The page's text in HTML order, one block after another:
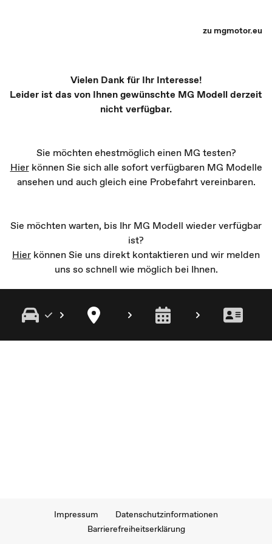
zu mgmotor.eu
Vielen Dank für Ihr Interesse!
Leider ist das von Ihnen gewünschte MG Modell derzeit
nicht verfügbar.
Sie möchten ehestmöglich einen MG testen?
Hier können Sie sich alle sofort verfügbaren MG Modelle
ansehen und auch gleich eine Probefahrt vereinbaren.
Sie möchten warten, bis Ihr MG Modell wieder verfügbar
ist?
Hier können Sie uns direkt kontaktieren und wir melden
uns so schnell wie möglich bei Ihnen.
Impressum
Datenschutzinformationen
Barrierefreiheitserklärung